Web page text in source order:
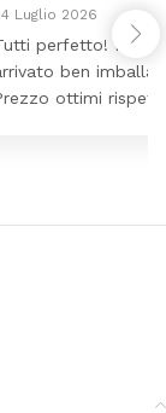
che é
giorni.